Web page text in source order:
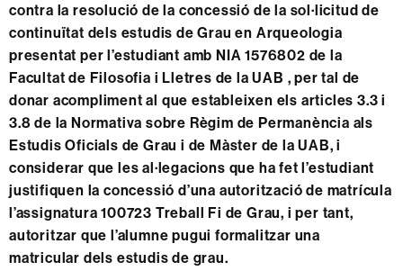
contra la resolució de la concessió de la sol·licitud de
continuïtat dels estudis de Grau en Arqueologia
presentat per l’estudiant amb NIA 1576802 de la
Facultat de Filosofia i Lletres de la UAB , per tal de
donar acompliment al que estableixen els articles 3.3 i
3.8 de la Normativa sobre Règim de Permanència als
Estudis Oficials de Grau i de Màster de la UAB, i
considerar que les al·legacions que ha fet l’estudiant
justifiquen la concessió d’una autorització de matrícula
l’assignatura 100723 Treball Fi de Grau, i per tant,
autoritzar que l’alumne pugui formalitzar una
matricular dels estudis de grau.